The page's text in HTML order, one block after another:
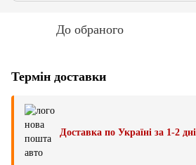
До обраного
Термін доставки
Доставка по Україні за 1-2 дні